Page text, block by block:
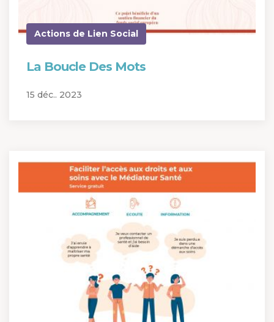
Actions de Lien Social
La Boucle Des Mots
15 déc.. 2023